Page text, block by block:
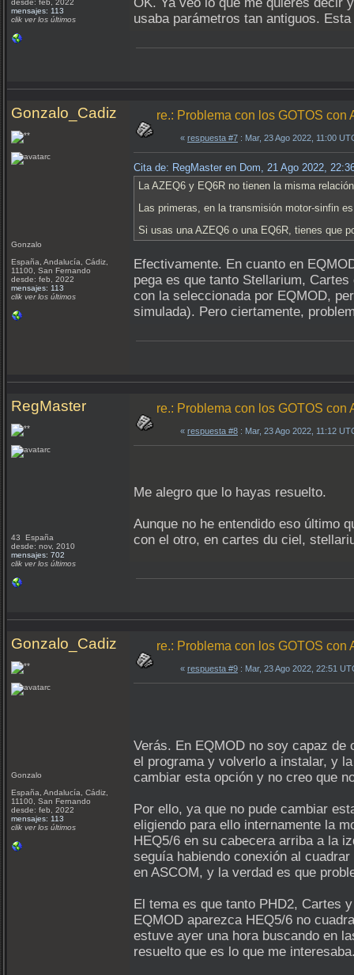
desde: feb, 2022
mensajes: 113
clik ver los últimos
usaba parámetros tan antiguos.
Gonzalo_Cadiz
Gonzalo
España, Andalucía, Cádiz,
11100, San Fernando
desde: feb, 2022
mensajes: 113
clik ver los últimos
re.: Problema con los GOTOS
« respuesta #7 : Mar, 23 Ago 2022, 11:00
Cita de: RegMaster en Dom, 21 Ago 2022,
La AZEQ6 y EQ6R no tienen la misma
Las primeras, en la transmisión motor-sinfin
Si usas una AZEQ6 o una EQ6R, tienes que
Efectivamente. En cuanto en
pega es que tanto Stellarium,
con la seleccionada por EQMOD,
simulada). Pero ciertamente,
RegMaster
43 España
desde: nov, 2010
mensajes: 702
clik ver los últimos
re.: Problema con los GOTOS
« respuesta #8 : Mar, 23 Ago 2022, 11:12
Me alegro que lo hayas resuelto.
Aunque no he entendido eso último
con el otro, en cartes du ciel,
Gonzalo_Cadiz
Gonzalo
España, Andalucía, Cádiz,
11100, San Fernando
desde: feb, 2022
mensajes: 113
clik ver los últimos
re.: Problema con los GOTOS
« respuesta #9 : Mar, 23 Ago 2022, 22:51
Verás. En EQMOD no soy capaz de
el programa y volverlo a instalar, y
cambiar esta opción y no creo que
Por ello, ya que no pude cambiar
eligiendo para ello internamente la
HEQ5/6 en su cabecera arriba a la
seguía habiendo conexión al
en ASCOM, y la verdad es que
El tema es que tanto PHD2, Cartes
EQMOD aparezca HEQ5/6 no
estuve ayer una hora buscando en
resuelto que es lo que me